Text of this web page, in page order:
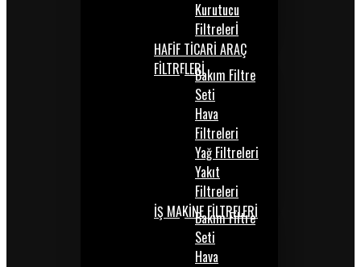
Kurutucu
Filtrelerİ
HAFİF TİCARİ ARAÇ
FİLTRELERİBakım Filtre
Seti
Hava
Filtreleri
Yağ Filtreleri
Yakıt
Filtreleri
İŞ MAKİNE FİLTRELERİ
Bakım Filtre
Seti
Hava